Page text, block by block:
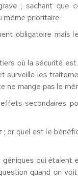
; sachant que
prioritaire.
obligatoire mais
où la sécurité
les
ne mange pas le
secondaires
; or quel est le
qui étaient
quand on